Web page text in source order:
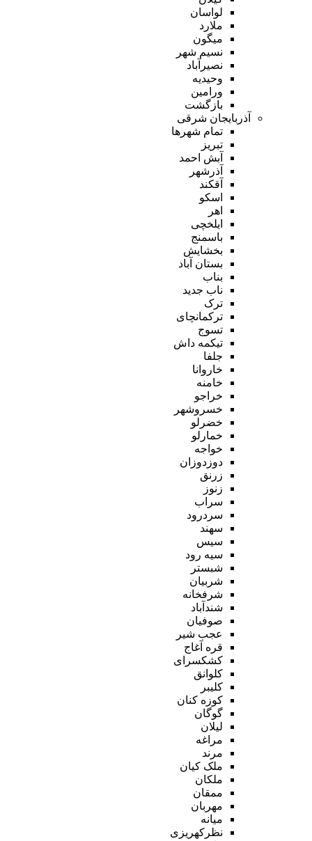
لواسان
ملارد
میگون
نسیم شهر
نصیرآباد
وحیدیه
ورامین
بازگشت
آذربایجان شرقی
تمام شهر‌ها
تبریز
آبش احمد
آذرشهر
آقکند
اسکو
اهر
ایلخچی
باسمنج
بخشایش
بستان آباد
بناب
ناب جدید
ترک
ترکمانچای
تسوج
تیکمه داش
جلفا
خاروانا
خامنه
خراجو
خسروشهر
خضرلو
خمارلو
خواجه
دوزدوزان
زرنق
زنوز
سراب
سردرود
سهند
سیس
سیه رود
شبستر
شربیان
شرفخانه
شندآباد
صوفیان
عجب شیر
قره آغاج
کشکسرای
کلوانق
کلیبر
کوزه کنان
گوگان
لیلان
مراغه
مرند
ملک کیان
ملکان
ممقان
مهربان
میانه
نظرکهریزی